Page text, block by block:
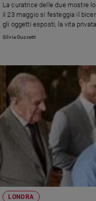
La curatrice delle due mostre
il 23 maggio si festeggia il
gli oggetti esposti, la vita
Silvia Guzzetti
LONDRA